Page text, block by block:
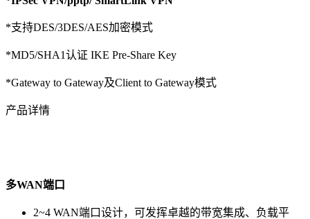
*支持DES/3DES/AES加密模式
*MD5/SHA1认证 IKE Pre-Share Key
*Gateway to Gateway及Client to Gateway模式
产品详情
多WAN端口
2~4 WAN端口设计，可发挥卓越的带宽集成、负载平